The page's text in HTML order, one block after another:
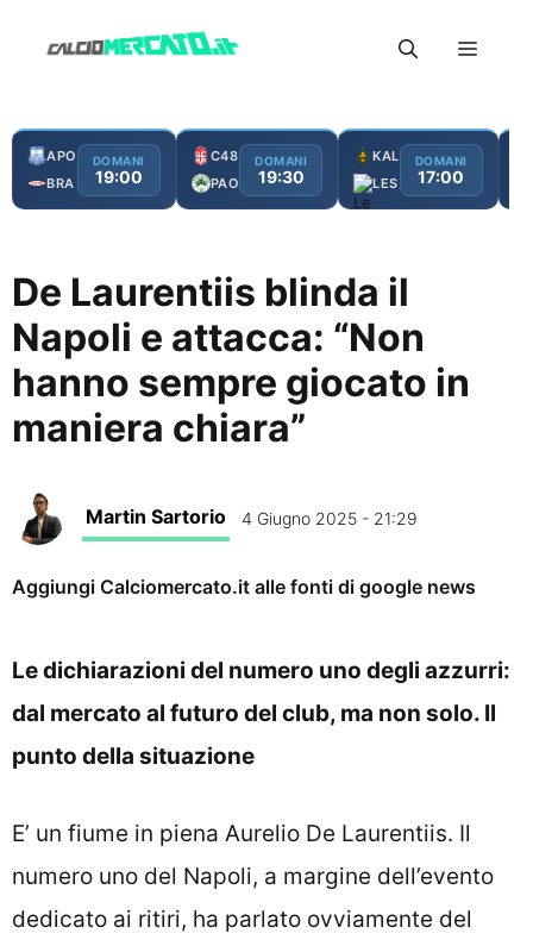
Menu
APO
BRA
DOMANI
19:00
C48
PAO
DOMANI
19:30
KAL
LES
DOMANI
17:00
De Laurentiis blinda il
Napoli e attacca: “Non
hanno sempre giocato in
maniera chiara”
Martin Sartorio 4 Giugno 2025 - 21:29
Aggiungi Calciomercato.it alle fonti di google news
Le dichiarazioni del numero uno degli azzurri:
dal mercato al futuro del club, ma non solo. Il
punto della situazione
E’ un fiume in piena Aurelio De Laurentiis. Il
numero uno del Napoli, a margine dell’evento
dedicato ai ritiri, ha parlato ovviamente del